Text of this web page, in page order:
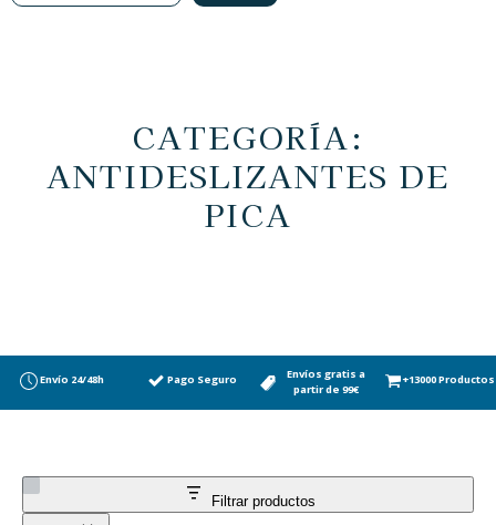
CATEGORÍA:
ANTIDESLIZANTES DE
PICA
Envío 24/48h Pago Seguro
Envíos gratis a
partir de 99€
+13000 Productos
Filtrar productos